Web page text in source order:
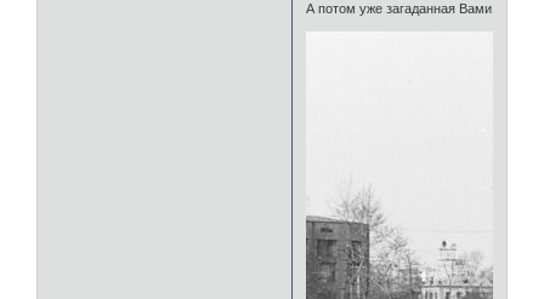
А потом уже загаданная Вами